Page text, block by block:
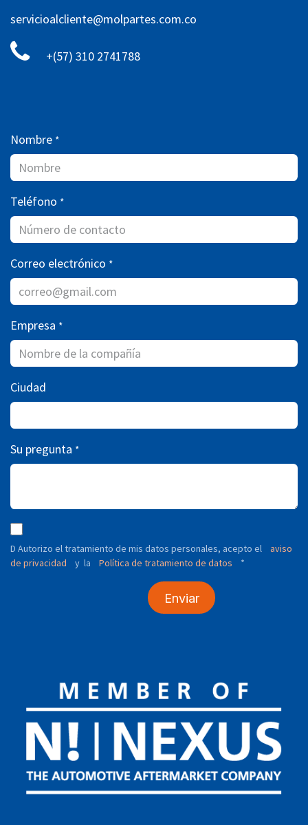
servicioalcliente@molpartes.com.co
+(57) 310 2741788
Nombre *
Teléfono *
Correo electrónico *
Empresa *
Ciudad
Su pregunta *
D Autorizo ​​el tratamiento de mis datos personales, acepto el
aviso
de privacidad
y la Política de tratamiento de datos *
Enviar